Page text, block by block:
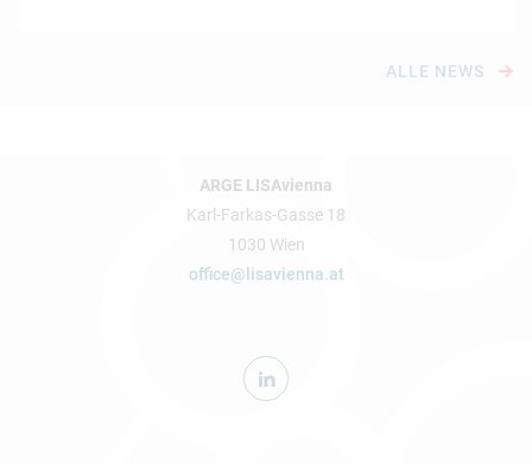
ALLE NEWS
ARGE LISAvienna
Karl-Farkas-Gasse 18
1030 Wien
office@lisavienna.at